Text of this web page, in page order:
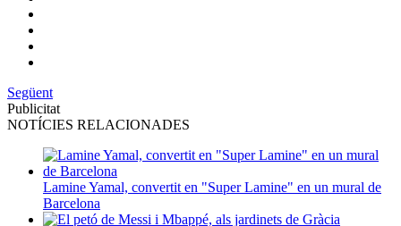
Següent
Publicitat
NOTÍCIES RELACIONADES
Lamine Yamal, convertit en "Super Lamine" en un mural de
Barcelona